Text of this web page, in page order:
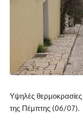
Υψηλές
της Πέμπτης (06/07).